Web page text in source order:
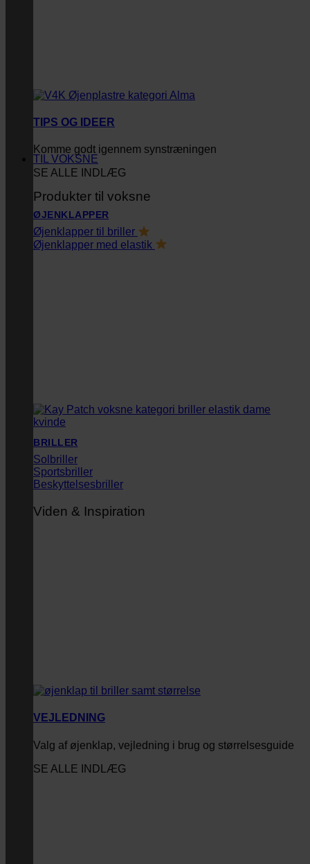
TIPS OG IDEER
Komme godt igennem synstræningen
SE ALLE INDLÆG
TIL VOKSNE
Produkter til voksne
ØJENKLAPPER
Øjenklapper til briller
Øjenklapper med elastik
BRILLER
Solbriller
Sportsbriller
Beskyttelsesbriller
Viden & Inspiration
VEJLEDNING
Valg af øjenklap, vejledning i brug og størrelsesguide
SE ALLE INDLÆG